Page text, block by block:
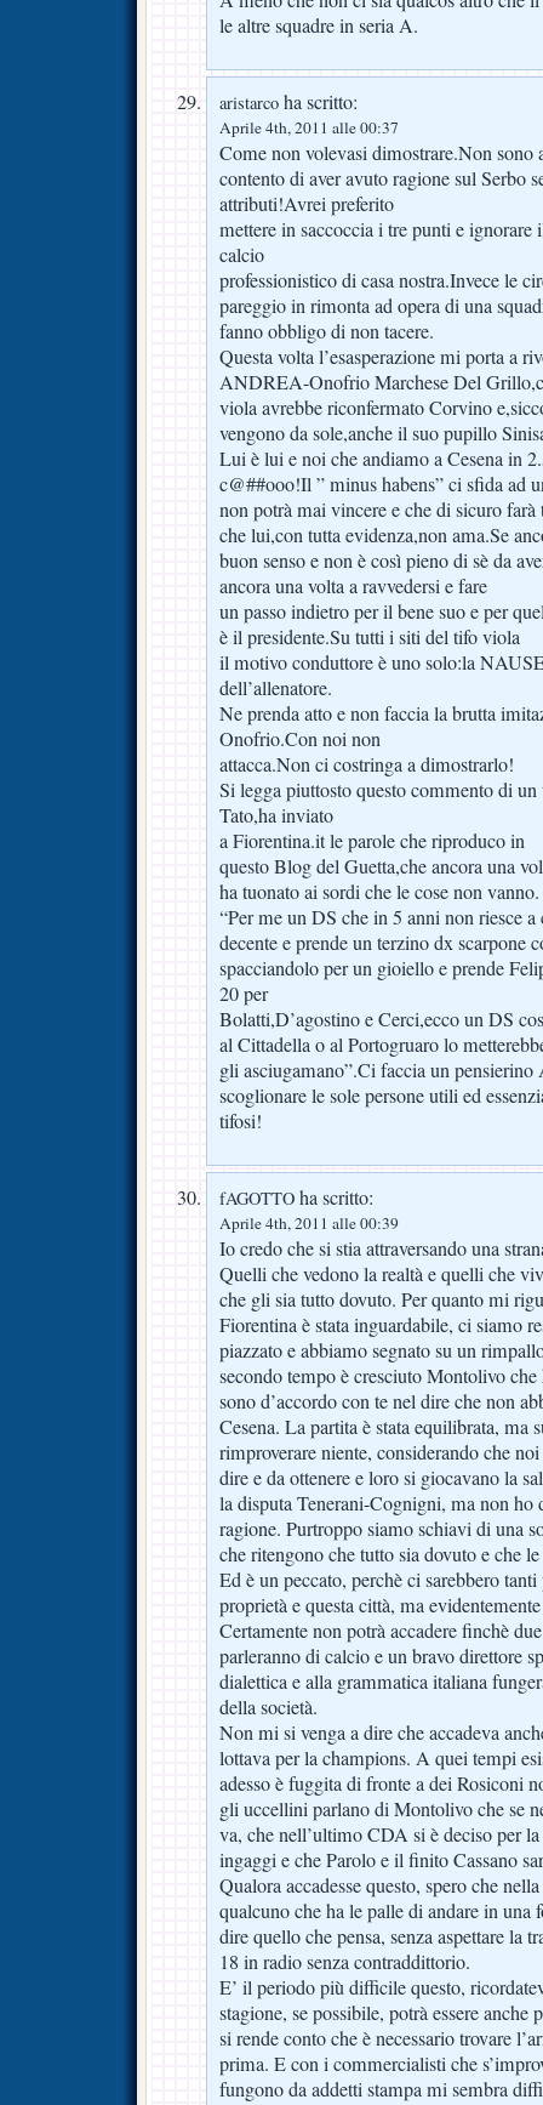
le altre squadre in seria A.
aristarco ha scritto:
Aprile 4th, 2011 alle 00:37
Come non volevasi dimostrare.Non sono
contento di aver avuto ragione sul Serbo
attributi!Avrei preferito
mettere in saccoccia i tre punti e
calcio
professionistico di casa nostra.Invece le
pareggio in rimonta ad opera di una
fanno obbligo di non tacere.
Questa volta l’esasperazione mi porta a
ANDREA-Onofrio Marchese Del
viola avrebbe riconfermato Corvino
vengono da sole,anche il suo pupillo
Lui è lui e noi che andiamo a Cesena in
c@##ooo!Il ” minus habens” ci sfida ad
non potrà mai vincere e che di sicuro
che lui,con tutta evidenza,non ama.Se
buon senso e non è così pieno di sè da
ancora una volta a ravvedersi e fare
un passo indietro per il bene suo e per
è il presidente.Su tutti i siti del tifo viola
il motivo conduttore è uno solo:la
dell’allenatore.
Ne prenda atto e non faccia la brutta
Onofrio.Con noi non
attacca.Non ci costringa a dimostrarlo!
Si legga piuttosto questo commento di
Tato,ha inviato
a Fiorentina.it le parole che riproduco in
questo Blog del Guetta,che ancora una
ha tuonato ai sordi che le cose non vanno.
“Per me un DS che in 5 anni non riesce
decente e prende un terzino dx scarpone
spacciandolo per un gioiello e prende
20 per
Bolatti,D’agostino e Cerci,ecco un DS
al Cittadella o al Portogruaro lo
gli asciugamano”.Ci faccia un
scoglionare le sole persone utili ed
tifosi!
fAGOTTO ha scritto:
Aprile 4th, 2011 alle 00:39
Io credo che si stia attraversando una
Quelli che vedono la realtà e quelli che
che gli sia tutto dovuto. Per quanto mi
Fiorentina è stata inguardabile, ci siamo
piazzato e abbiamo segnato su un
secondo tempo è cresciuto Montolivo
sono d’accordo con te nel dire che non
Cesena. La partita è stata equilibrata, ma
rimproverare niente, considerando che
dire e da ottenere e loro si giocavano la
la disputa Tenerani-Cognigni, ma non ho
ragione. Purtroppo siamo schiavi di una
che ritengono che tutto sia dovuto e che
Ed è un peccato, perchè ci sarebbero
proprietà e questa città, ma
Certamente non potrà accadere finchè
parleranno di calcio e un bravo direttore
dialettica e alla grammatica italiana
della società.
Non mi si venga a dire che accadeva
lottava per la champions. A quei tempi
adesso è fuggita di fronte a dei Rosiconi
gli uccellini parlano di Montolivo che se
va, che nell’ultimo CDA si è deciso per
ingaggi e che Parolo e il finito Cassano
Qualora accadesse questo, spero che
qualcuno che ha le palle di andare in una
dire quello che pensa, senza aspettare la
18 in radio senza contraddittorio.
E’ il periodo più difficile questo,
stagione, se possibile, potrà essere anche
si rende conto che è necessario trovare
prima. E con i commercialisti che
fungono da addetti stampa mi sembra